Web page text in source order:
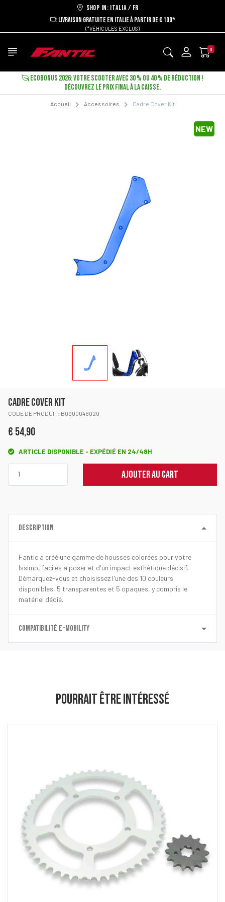
Shop in: ITALIA / FR
LIVRAISON GRATUITE EN ITALIE À PARTIR DE € 100*
(*VÉHICULES EXCLUS)
0
ECOBONUS 2026: VOTRE SCOOTER AVEC 30 % OU 40 % DE RÉDUCTION !
DÉCOUVREZ LE PRIX FINAL À LA CAISSE.
Accueil Accessoires Cadre Cover Kit
NEW
CADRE COVER KIT
CODE DE PRODUIT: B0900046020
€ 54,90
ARTICLE DISPONIBLE - EXPÉDIÉ EN 24/48H
AJOUTER AU CART
DESCRIPTION
Fantic a créé une gamme de housses colorées pour votre
Issimo, faciles à poser et d'un impact esthétique décisif.
Démarquez-vous et choisissez l'une des 10 couleurs
disponibles, 5 transparentes et 5 opaques, y compris le
matériel dédié.
COMPATIBILITÉ E-MOBILITY
POURRAIT ÊTRE INTÉRESSÉ